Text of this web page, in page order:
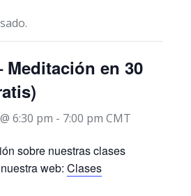
Meditación en 30
6:30 pm - 7:00 pm CMT
sobre nuestras clases
web: Clases